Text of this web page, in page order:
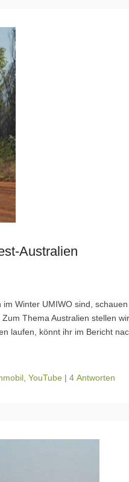
Australien
Winter UMIWO sind,
Thema Australien stellen
laufen, könnt ihr im Bericht
, YouTube | 4 Antworten